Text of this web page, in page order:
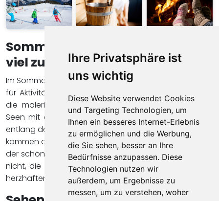
Ihre Privatsphäre ist
uns wichtig
Diese Website verwendet Cookies
und Targeting Technologien, um
Ihnen ein besseres Internet-Erlebnis
zu ermöglichen und die Werbung,
die Sie sehen, besser an Ihre
Bedürfnisse anzupassen. Diese
Technologien nutzen wir
außerdem, um Ergebnisse zu
messen, um zu verstehen, woher
Sommerferien in Österreich – so
viel zu tun
Im Sommer blüht Österreich auf, und die Möglichkeiten
für Aktivitäten sind schier endlos. Wandern Sie durch
die malerische Landschaft, erkunden Sie kristallklare
Seen mit dem Boot oder dem Kajak oder radeln Sie
entlang der zahlreichen Radwege. Auch Golfliebhaber
kommen auf ihre Kosten, denn Österreich bietet einige
der schönsten Golfplätze Europas. Und vergessen Sie
nicht, die österreichische Küche zu probieren, die mit
herzhaften Speisen und köstlichen Desserts verwöhnt.